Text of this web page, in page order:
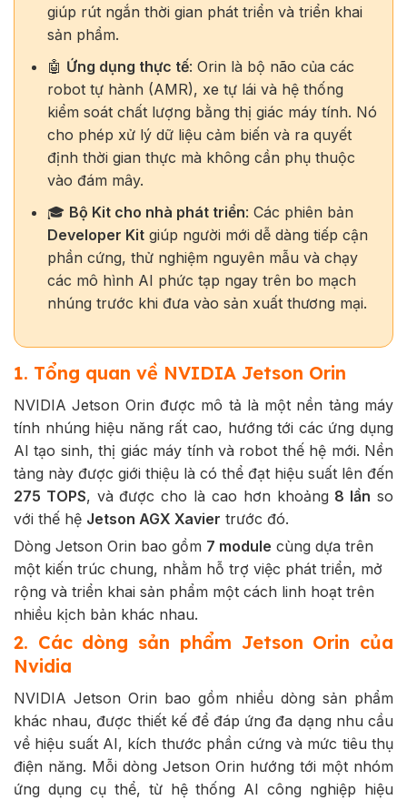
giúp rút ngắn thời gian phát triển và triển khai
sản phẩm.
🤖 Ứng dụng thực tế: Orin là bộ não của các
robot tự hành (AMR), xe tự lái và hệ thống
kiểm soát chất lượng bằng thị giác máy tính. Nó
cho phép xử lý dữ liệu cảm biến và ra quyết
định thời gian thực mà không cần phụ thuộc
vào đám mây.
🎓 Bộ Kit cho nhà phát triển: Các phiên bản
Developer Kitgiúp người mới dễ dàng tiếp cận
phần cứng, thử nghiệm nguyên mẫu và chạy
các mô hình AI phức tạp ngay trên bo mạch
nhúng trước khi đưa vào sản xuất thương mại.
1. Tổng quan về NVIDIA Jetson Orin
NVIDIA Jetson Orin được mô tả là một nền tảng máy
tính nhúng hiệu năng rất cao, hướng tới các ứng dụng
AI tạo sinh, thị giác máy tính và robot thế hệ mới. Nền
tảng này được giới thiệu là có thể đạt hiệu suất lên đến
275 TOPS, và được cho là cao hơn khoảng 8 lần so
với thế hệ Jetson AGX Xavier trước đó.
Dòng Jetson Orin bao gồm 7 module cùng dựa trên
một kiến trúc chung, nhằm hỗ trợ việc phát triển, mở
rộng và triển khai sản phẩm một cách linh hoạt trên
nhiều kịch bản khác nhau.
2. Các dòng sản phẩm Jetson Orin của
Nvidia
NVIDIA Jetson Orin bao gồm nhiều dòng sản phẩm
khác nhau, được thiết kế để đáp ứng đa dạng nhu cầu
về hiệu suất AI, kích thước phần cứng và mức tiêu thụ
điện năng. Mỗi dòng Jetson Orin hướng tới một nhóm
ứng dụng cụ thể, từ hệ thống AI công nghiệp hiệu